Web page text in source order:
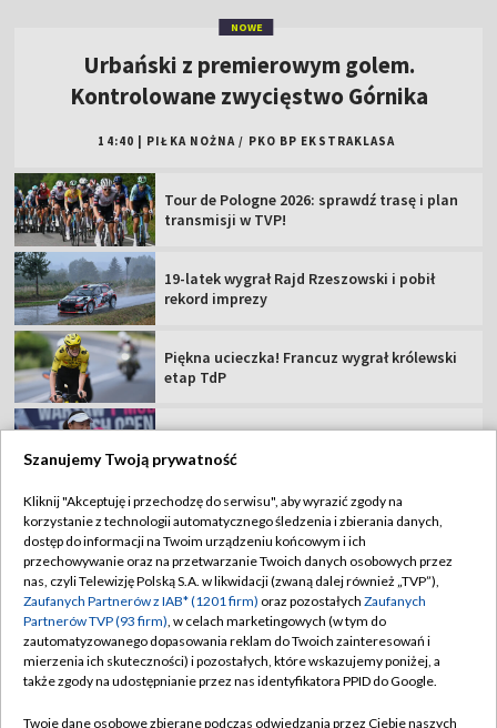
transmisji w TVP!
19-latek wygrał Rajd Rzeszowski i pobił
rekord imprezy
Piękna ucieczka! Francuz wygrał królewski
Amerykanka triumfatorką turnieju w
Strzelectwo, ME U23: 50 m karabin 3
Żukowski już strzela! Zespół Polaka na
TVP
Abonament TVP
Sklep TVP
Biuro Reklamy
Oferta Handlowa
Regulamin TVP
Polityka prywatności
Moje zgody
Biuro reklamy
Szanujemy Twoją prywatność
Kliknij "Akceptuję i przechodzę do serwisu", aby wyrazić zgody na
korzystanie z technologii automatycznego śledzenia i zbierania danych,
dostęp do informacji na Twoim urządzeniu końcowym i ich
przechowywanie oraz na przetwarzanie Twoich danych osobowych przez
nas, czyli Telewizję Polską S.A. w likwidacji (zwaną dalej również „TVP”),
Zaufanych Partnerów z IAB* (1201 firm) oraz pozostałych Zaufanych
Partnerów TVP (93 firm), w celach marketingowych (w tym do
zautomatyzowanego dopasowania reklam do Twoich zainteresowań i
mierzenia ich skuteczności) i pozostałych, które wskazujemy poniżej, a
także zgody na udostępnianie przez nas identyfikatora PPID do Google.
Twoje dane osobowe zbierane podczas odwiedzania przez Ciebie naszych